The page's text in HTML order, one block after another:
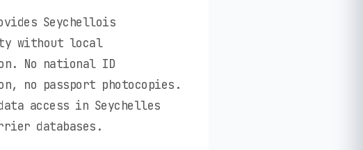
Seychellois
without local
No national ID
no passport photocopies.
data access in Seychelles
databases.